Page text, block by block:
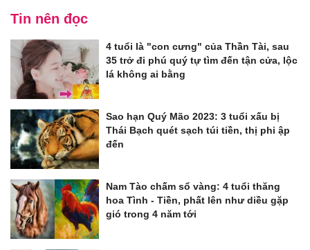
Tin nên đọc
4 tuổi là "con cưng" của Thần Tài, sau
35 trở đi phú quý tự tìm đến tận cửa, lộc
lá không ai bằng
Sao hạn Quý Mão 2023: 3 tuổi xấu bị
Thái Bạch quét sạch túi tiền, thị phi ập
đến
Nam Tào chấm sổ vàng: 4 tuổi thăng
hoa Tình - Tiền, phất lên như diều gặp
gió trong 4 năm tới